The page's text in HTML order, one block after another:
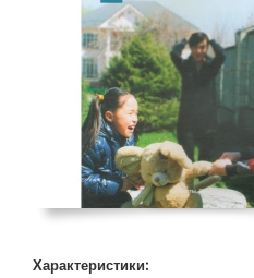
Характеристики: